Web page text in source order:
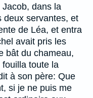
dans la
deux servantes, et
de Léa, et entra
avait pris les
bât du chameau,
toute la
à son père: Que
si je ne puis me